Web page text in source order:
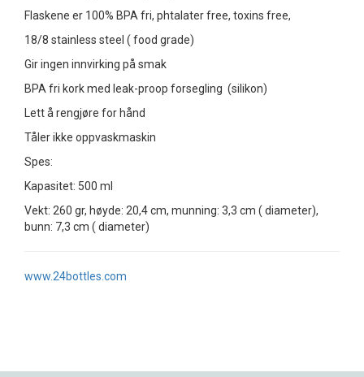
Flaskene er 100% BPA fri, phtalater free, toxins free,
18/8 stainless steel ( food grade)
Gir ingen innvirking på smak
BPA fri kork med leak-proop forsegling (silikon)
Lett å rengjøre for hånd
Tåler ikke oppvaskmaskin
Spes:
Kapasitet: 500 ml
Vekt: 260 gr, høyde: 20,4 cm, munning: 3,3 cm ( diameter),
bunn: 7,3 cm ( diameter)
www.24bottles.com